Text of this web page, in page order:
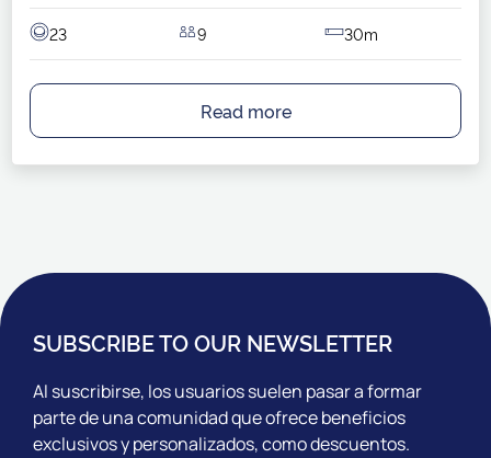
23 9 30m
Read more
SUBSCRIBE TO OUR NEWSLETTER
Al suscribirse, los usuarios suelen pasar a formar
parte de una comunidad que ofrece beneficios
exclusivos y personalizados, como descuentos.